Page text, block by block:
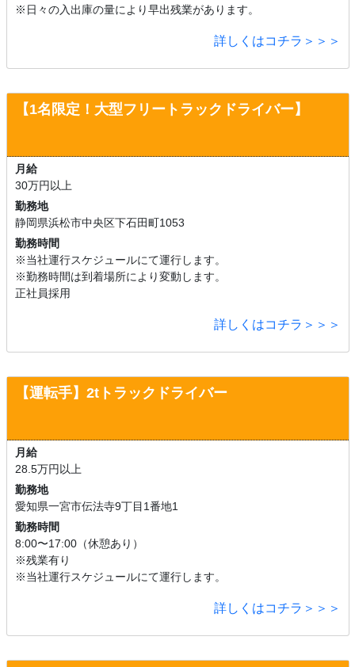
※日々の入出庫の量により早出残業があります。
詳しくはコチラ＞＞＞
【1名限定！ 大型フリートラックドライバー】
月給
30万円以上
勤務地
静岡県浜松市中央区下石田町1053
勤務時間
※当社運行スケジュールにて運行します。
※勤務時間は到着場所により変動します。
正社員採用
詳しくはコチラ＞＞＞
【運転手】 2tトラックドライバー
月給
28.5万円以上
勤務地
愛知県一宮市伝法寺9丁目1番地1
勤務時間
8:00〜17:00（休憩あり）
※残業有り
※当社運行スケジュールにて運行します。
詳しくはコチラ＞＞＞